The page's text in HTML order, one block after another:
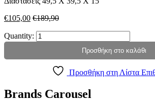
€105,00 €189,90
Quantity:
Προσθήκη στο καλάθι
Προσθήκη στη Λίστα
Brands Carousel